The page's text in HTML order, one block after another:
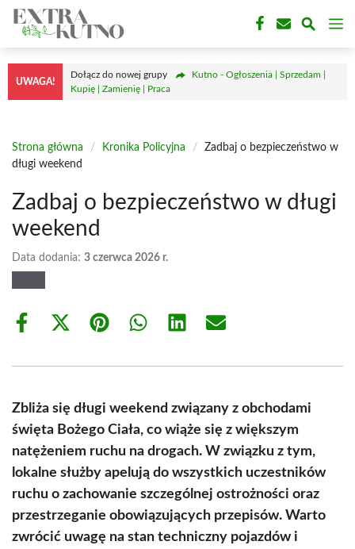
Przejdź
treści
UWAGA!
Dołącz do nowej grupy
Kutno - Ogłoszenia | Sprzedam |
Kupię | Zamienię | Praca
Strona główna / Kronika Policyjna /
Zadbaj o bezpieczeństwo w
długi weekend
Zadbaj o bezpieczeństwo w długi
weekend
Data dodania: 3 czerwca 2026 r.
Share
Share
(Twitter)
Share Share Share Share
Zbliża się długi weekend związany z obchodami
święta Bożego Ciała, co wiąże się z większym
natężeniem ruchu na drogach. W związku z tym,
lokalne służby apelują do wszystkich uczestników
ruchu o zachowanie szczególnej ostrożności oraz
przestrzeganie obowiązujących przepisów. Warto
zwrócić uwagę na stan techniczny pojazdów i